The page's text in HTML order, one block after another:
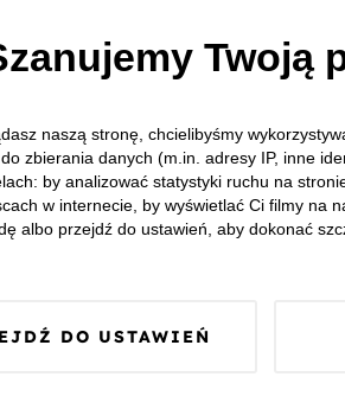
Pochwal się efektem.
Chleb Wiśnie Maliny Kolacja
Twoją
naszą stronę, chcielibyśmy
zbierania danych (m.in. adresy IP, inne
by analizować statystyki ruchu na
w internecie, by wyświetlać Ci filmy na
albo przejdź do ustawień, aby dokonać
DO USTAWIEŃ